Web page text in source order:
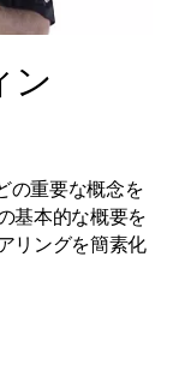
ン
の重要な概念を
基本的な概要を
リングを簡素化